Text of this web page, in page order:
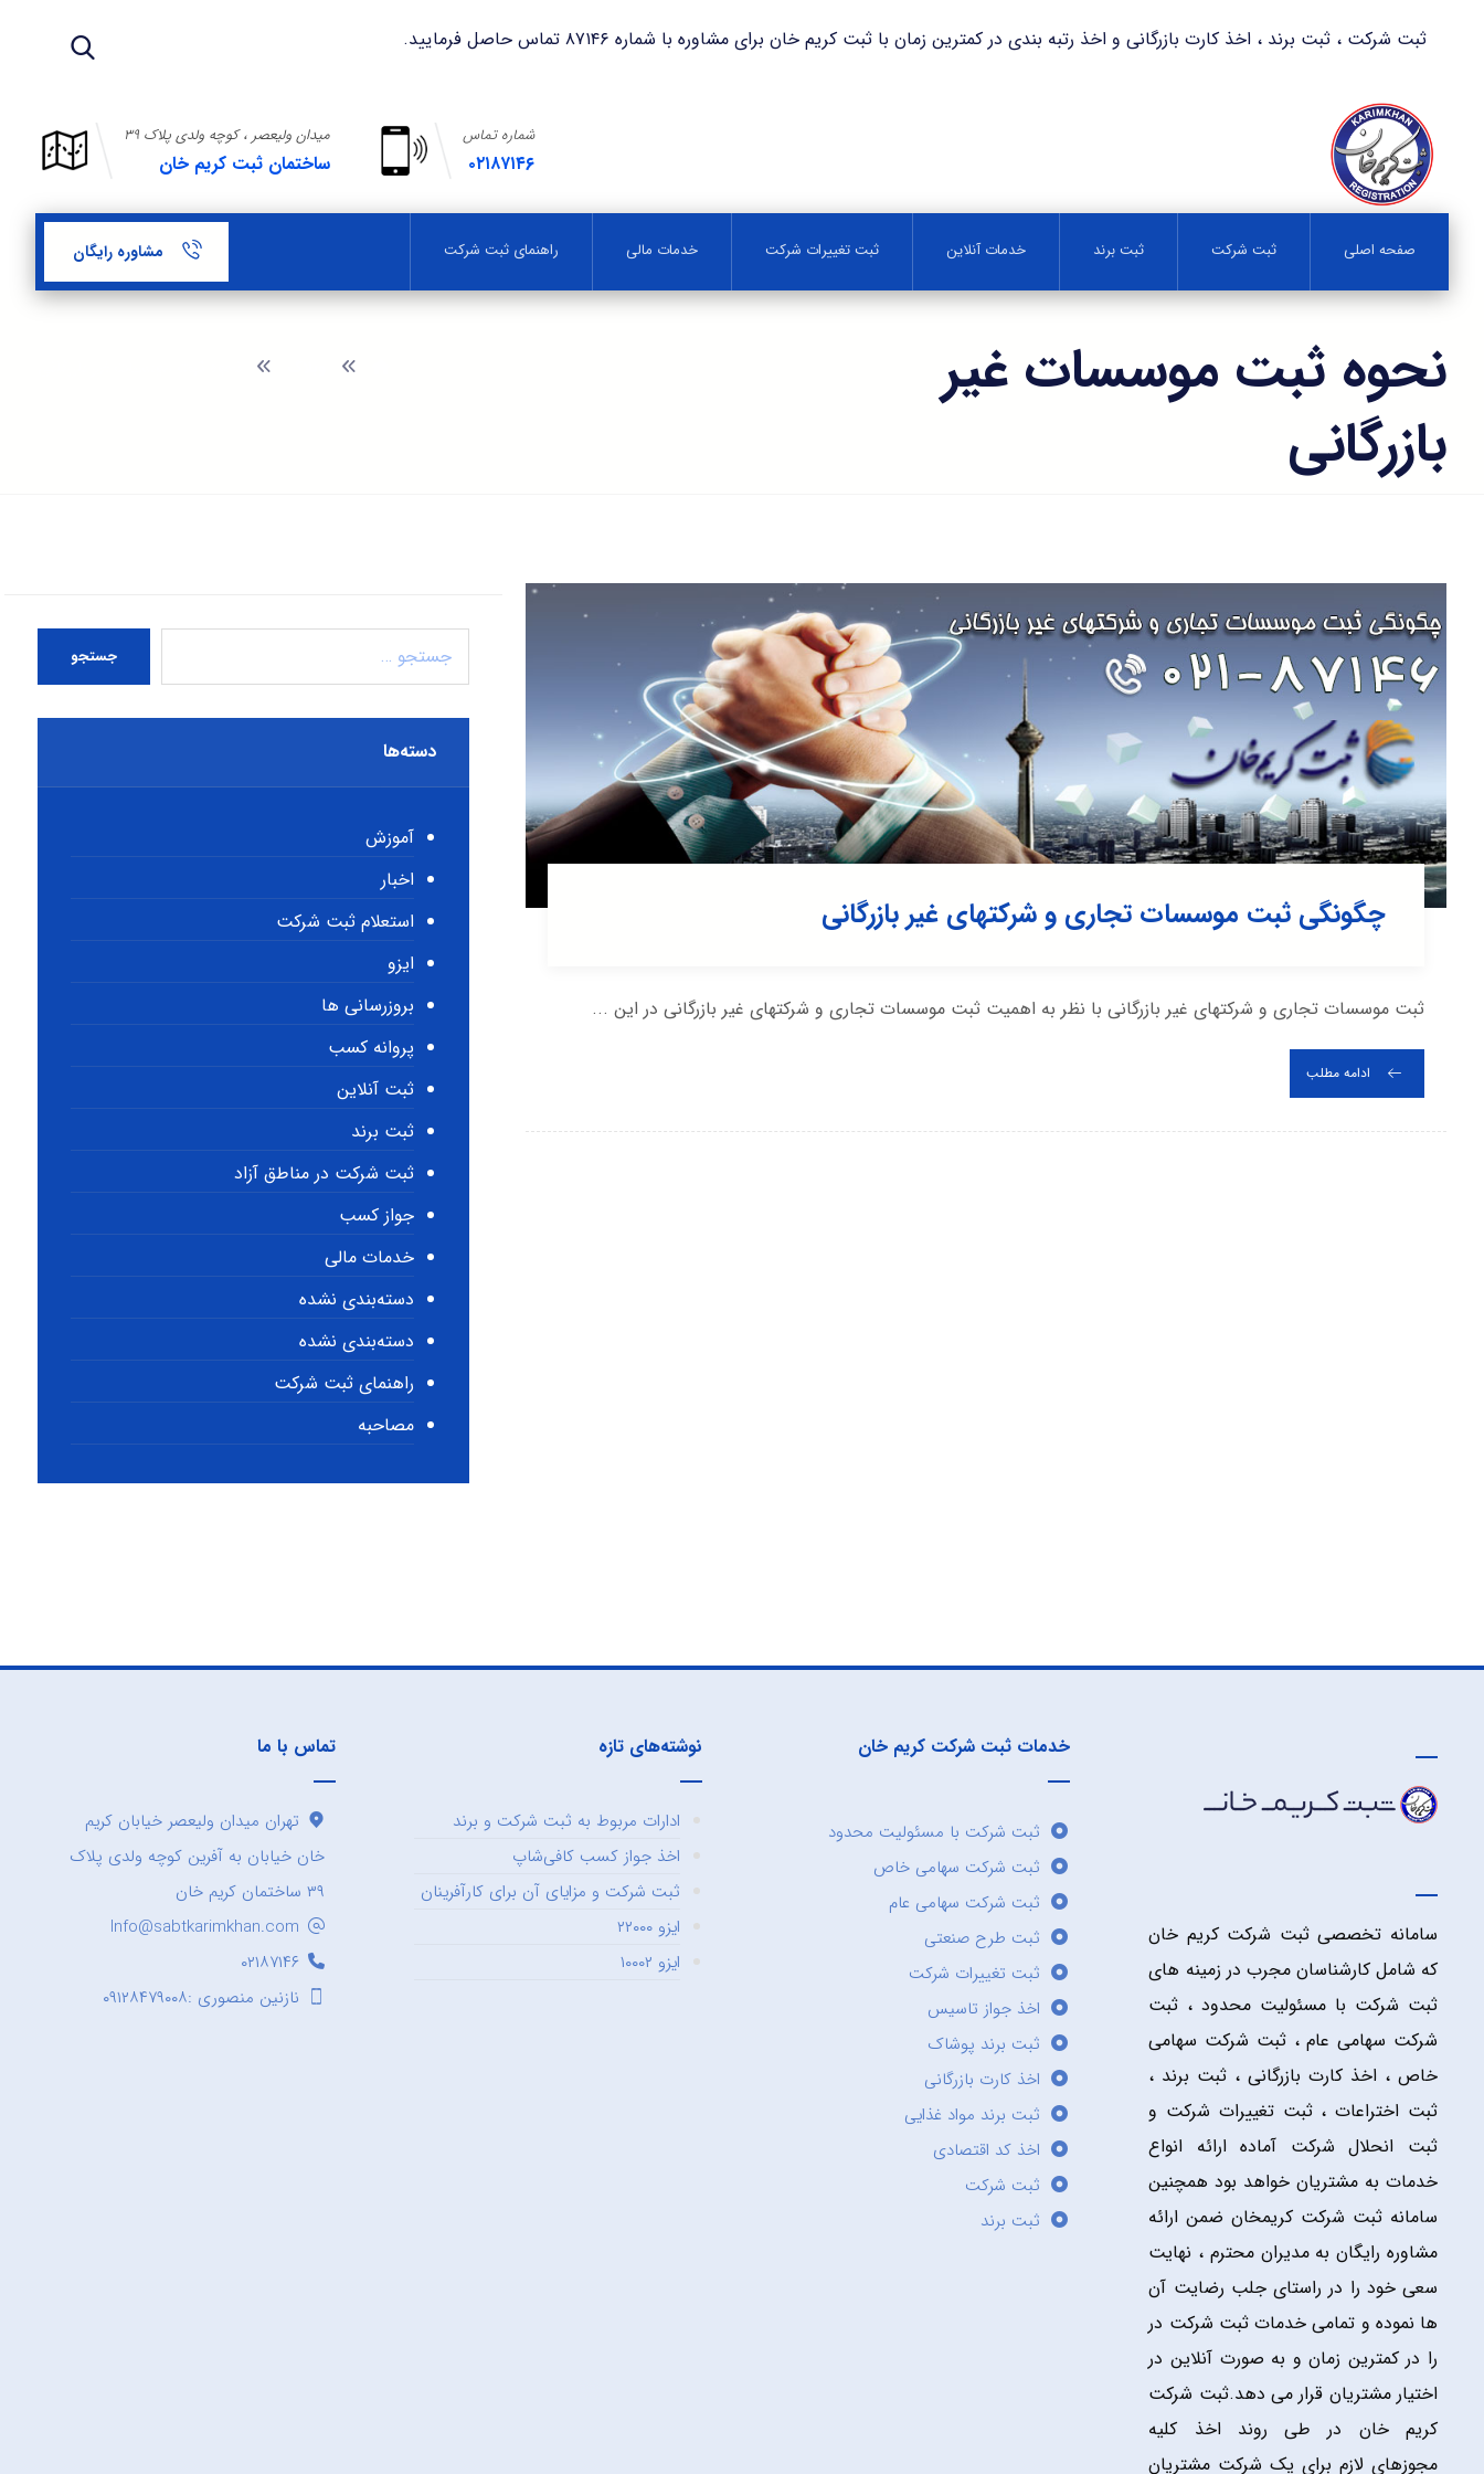
ثبت شرکت ، ثبت برند ، اخذ کارت بازرگانی و اخذ رتبه بندی در کمترین زمان با ثبت کریم خان برای مشاوره با شماره ۸۷۱۴۶ تماس حاصل فرمایید.
میدان ولیعصر ، کوچه ولدی پلاک ۳۹
ساختمان ثبت کریم خان
شماره تماس
۰۲۱۸۷۱۴۶
صفحه اصلی ثبت شرکت ثبت برند خدمات آنلاین ثبت تغییرات شرکت خدمات مالی راهنمای ثبت شرکت مشاوره رایگان
نحوه ثبت موسسات غیر
بازرگانی
چگونگی ثبت موسسات تجاری و شرکتهای غیر بازرگانی
ثبت موسسات تجاری و شرکتهای غیر بازرگانی با نظر به اهمیت ثبت موسسات تجاری و شرکتهای غیر بازرگانی در این ...
ادامه مطلب
جستجو
دسته‌ها
آموزش
اخبار
استعلام ثبت شرکت
ایزو
بروزرسانی ها
پروانه کسب
ثبت آنلاین
ثبت برند
ثبت شرکت در مناطق آزاد
جواز کسب
خدمات مالی
دسته‌بندی نشده
دسته‌بندی نشده
راهنمای ثبت شرکت
مصاحبه
سامانه تخصصی ثبت شرکت کریم خان
که شامل کارشناسان مجرب در زمینه های
ثبت شرکت با مسئولیت محدود ، ثبت
شرکت سهامی عام ، ثبت شرکت سهامی
خاص ، اخذ کارت بازرگانی ، ثبت برند ،
ثبت اختراعات ، ثبت تغییرات شرکت و
ثبت انحلال شرکت آماده ارائه انواع
خدمات به مشتریان خواهد بود همچنین
سامانه ثبت شرکت کریمخان ضمن ارائه
مشاوره رایگان به مدیران محترم ، نهایت
سعی خود را در راستای جلب رضایت آن
ها نموده و تمامی خدمات ثبت شرکت در
را در کمترین زمان و به صورت آنلاین در
اختیار مشتریان قرار می دهد.ثبت شرکت
کریم خان در طی روند اخذ کلیه
مجوزهای لازم برای یک شرکت مشتریان
خدمات ثبت شرکت کریم خان
ثبت شرکت با مسئولیت محدود
ثبت شرکت سهامی خاص
ثبت شرکت سهامی عام
ثبت طرح صنعتی
ثبت تغییرات شرکت
اخذ جواز تاسیس
ثبت برند پوشاک
اخذ کارت بازرگانی
ثبت برند مواد غذایی
اخذ کد اقتصادی
ثبت شرکت
ثبت برند
نوشته‌های تازه
ادارات مربوط به ثبت شرکت و برند
اخذ جواز کسب کافی‌شاپ
ثبت شرکت و مزایای آن برای کارآفرینان
ایزو ۲۲۰۰۰
ایزو ۱۰۰۰۲
تماس با ما
تهران میدان ولیعصر خیابان کریم
خان خیابان به آفرین کوچه ولدی پلاک
۳۹ ساختمان کریم خان
Info@sabtkarimkhan.com
۰۲۱۸۷۱۴۶
نازنین منصوری :۰۹۱۲۸۴۷۹۰۰۸